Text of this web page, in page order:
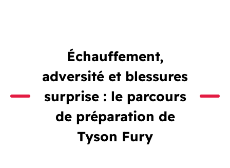
Échauffement,
adversité et blessures
surprise : le parcours
de préparation de
Tyson Fury